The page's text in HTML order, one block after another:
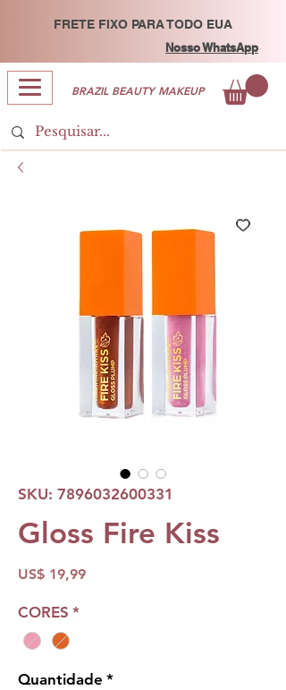
FRETE FIXO PARA TODO EUA
Nosso WhatsApp
BRAZIL BEAUTY MAKEUP
SKU: 7896032600331
Gloss Fire Kiss
US$ 19,99Preço
CORES *
Quantidade *